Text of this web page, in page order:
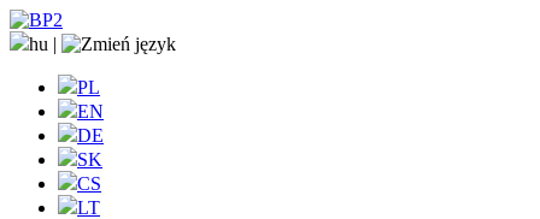
hu |
PL
EN
DE
SK
CS
LT